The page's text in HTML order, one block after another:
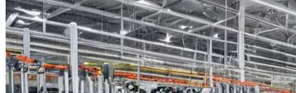
Все новости